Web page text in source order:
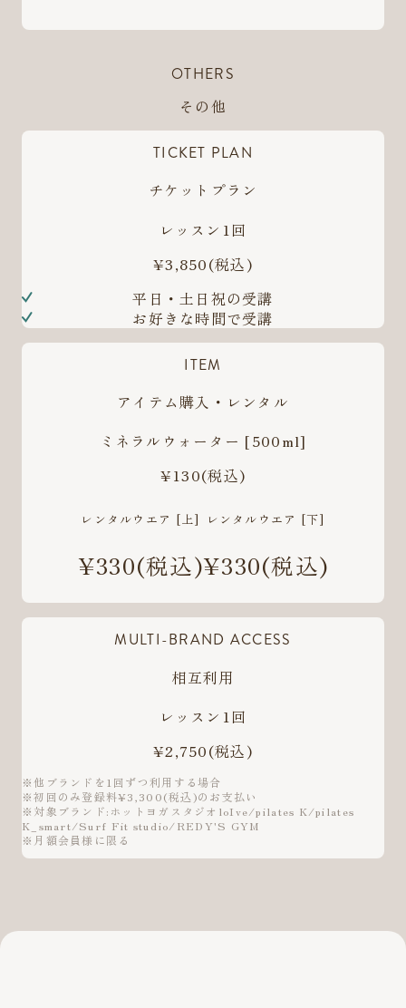
OTHERS
その他
TICKET PLAN
チケットプラン
レッスン1回
¥3,850(税込)
平日・土日祝の受講
お好きな時間で受講
ITEM
アイテム購入・レンタル
ミネラルウォーター [500ml]
¥130(税込)
レンタルウエア [上]
¥330(税込)
レンタルウエア [下]
¥330(税込)
MULTI-BRAND ACCESS
相互利用
レッスン1回
¥2,750(税込)
※他ブランドを1回ずつ利用する場合
※初回のみ登録料¥3,300(税込)のお支払い
※対象ブランド:ホットヨガスタジオloIve/pilates K/pilates
K_smart/Surf Fit studio/REDY'S GYM
※月額会員様に限る